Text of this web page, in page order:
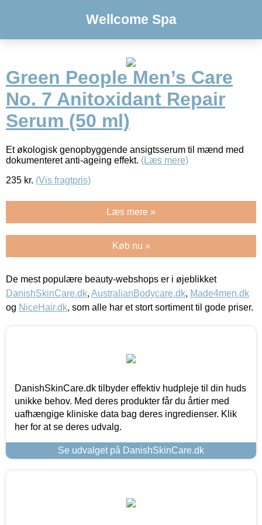
Wellcome Spa
Green People Men’s Care
No. 7 Anitoxidant Repair
Serum (50 ml)
Et økologisk genopbyggende ansigtsserum til mænd med
dokumenteret anti-ageing effekt. (Læs mere)
235 kr. (Vis fragtpris)
Læs mere »
Køb nu »
De mest populære beauty-webshops er i øjeblikket
DanishSkinCare.dk, AustralianBodycare.dk, Made4men.dk
og NiceHair.dk, som alle har et stort sortiment til gode priser.
DanishSkinCare.dk tilbyder effektiv hudpleje til din huds
unikke behov. Med deres produkter får du årtier med
uafhængige kliniske data bag deres ingredienser. Klik
her for at se deres udvalg.
Se udvalget på DanishSkinCare.dk